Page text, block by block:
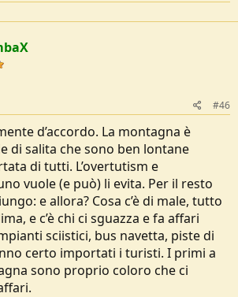
#46
d’accordo. La montagna è
di salita che sono ben lontane
di tutti. L’overtutism e
vuole (e può) li evita. Per il resto
e allora? Cosa c’è di male, tutto
e c’è chi ci sguazza e fa affari
sciistici, bus navetta, piste di
certo importati i turisti. I primi a
sono proprio coloro che ci